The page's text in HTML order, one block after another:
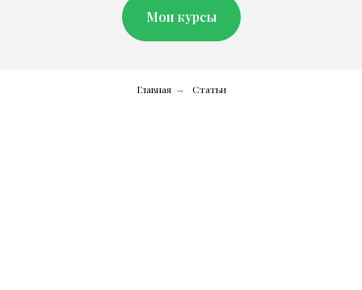
Мои курсы
Главная → Статьи